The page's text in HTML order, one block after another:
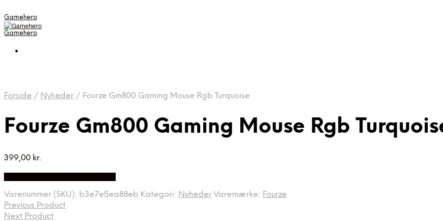
Gamehero
Gamehero
Forside / Nyheder / Fourze Gm800 Gaming Mouse Rgb Turquoise
Fourze Gm800 Gaming Mouse Rgb
399,00 kr.
Varenummer (SKU): b3e7e5ea88eb Kategori: Nyheder Varemærke: Fourze
Previous Product
Next Product